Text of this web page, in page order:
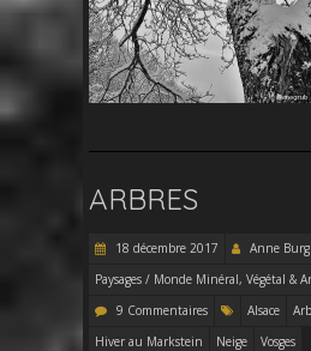
ARBRES
18 décembre 2017
Anne Burg
Paysages / Monde Minéral, Végétal &
9 Commentaires
Alsace
Hiver au Markstein
Neige Vosges